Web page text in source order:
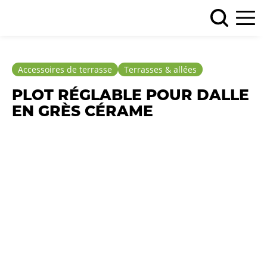
Accessoires de terrasse Terrasses & allées
PLOT RÉGLABLE POUR DALLE
EN GRÈS CÉRAME